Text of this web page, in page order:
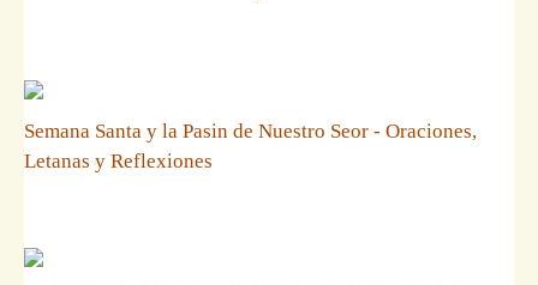
Semana Santa y la Pasin de Nuestro Seor - Oraciones,
Letanas y Reflexiones